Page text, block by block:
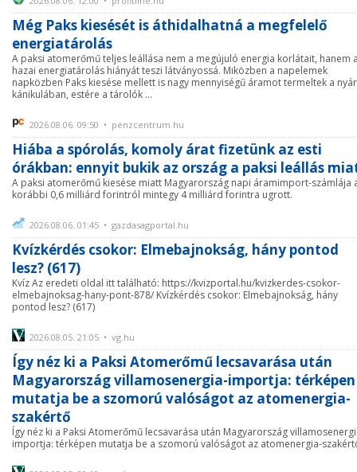
Még Paks kiesését is áthidalhatná a megfelelő
energiatárolás
A paksi atomerőmű teljes leállása nem a megújuló energia korlátait, hanem
hazai energiatárolás hiányát teszi látványossá. Miközben a napelemek
napközben Paks kiesése mellett is nagy mennyiségű áramot termeltek a
kánikulában, estére a tárolók ...
2026.08.06. 09:50 • penzcentrum.hu
Hiába a spórolás, komoly árat fizetünk az esti
órákban: ennyit bukik az ország a paksi leállás
A paksi atomerőmű kiesése miatt Magyarország napi áramimport-számlája
korábbi 0,6 milliárd forintról mintegy 4 milliárd forintra ugrott.
2026.08.06. 01:45 • gazdasagportal.hu
Kvízkérdés csokor: Elmebajnokság, hány pontod
lesz? (617)
Kvíz Az eredeti oldal itt található: https://kvizportal.hu/kvizkerdes-csokor-
elmebajnoksag-hany-pont-878/ Kvízkérdés csokor: Elmebajnokság, hány
pontod lesz? (617)
2026.08.05. 21:05 • vg.hu
Így néz ki a Paksi Atomerőmű lecsavarása után
Magyarország villamosenergia-importja: térképen
mutatja be a szomorú valóságot az atomenergia-
szakértő
Így néz ki a Paksi Atomerőmű lecsavarása után Magyarország
importja: térképen mutatja be a szomorú valóságot az atomenergia-